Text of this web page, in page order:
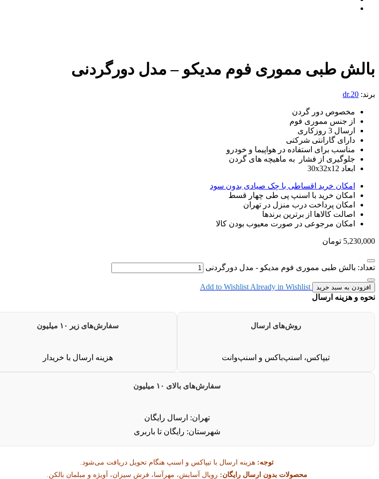
بالش طبی مموری فوم مدیکو – مدل دورگردنی
برند: dr.20
مخصوص دور گردن
از جنس مموری فوم
ارسال 3 روزکاری
دارای گارانتی شرکتی
مناسب برای استفاده در هواپیما و خودرو
جلوگیری از فشار به ماهیچه های گردن
ابعاد 30x32x12
امکان خرید اقساطی با چک صیادی بدون سود
امکان خرید با اسنپ پی طی چهار قسط
امکان پرداخت درب منزل در تهران
اصالت کالاها از برترین برندها
امکان مرجوعی در صورت معیوب بودن کالا
5,230,000 تومان
تعداد: بالش طبی مموری فوم مدیکو - مدل دورگردنی
افزودن به سبد خرید Add to Wishlist Already in Wishlist
نحوه و هزینه ارسال
روش‌های ارسال
تیپاکس، اسنپ‌باکس و اسنپ‌وانت
سفارش‌های زیر ۱۰ میلیون
هزینه ارسال با خریدار
سفارش‌های بالای ۱۰ میلیون
تهران: ارسال رایگان
شهرستان: رایگان تا باربری
توجه: هزینه ارسال با تیپاکس و اسنپ هنگام تحویل دریافت می‌شود.
محصولات بدون ارسال رایگان: رویال آسایش، مهرآسا، فرش سیزان، آویژه و مبلمان بالکن.